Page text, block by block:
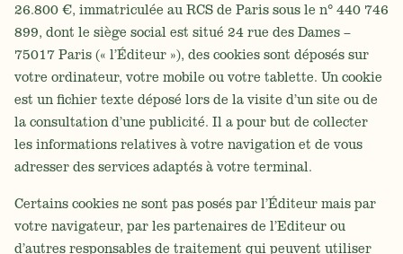
26.800 €, immatriculée au RCS de Paris sous le n° 440 746
899, dont le siège social est situé 24 rue des Dames –
75017 Paris (« l’Éditeur »), des cookies sont déposés sur
votre ordinateur, votre mobile ou votre tablette. Un cookie
est un fichier texte déposé lors de la visite d’un site ou de
la consultation d’une publicité. Il a pour but de collecter
les informations relatives à votre navigation et de vous
adresser des services adaptés à votre terminal.
Certains cookies ne sont pas posés par l’Éditeur mais par
votre navigateur, par les partenaires de l’Editeur ou
d’autres responsables de traitement qui peuvent utiliser